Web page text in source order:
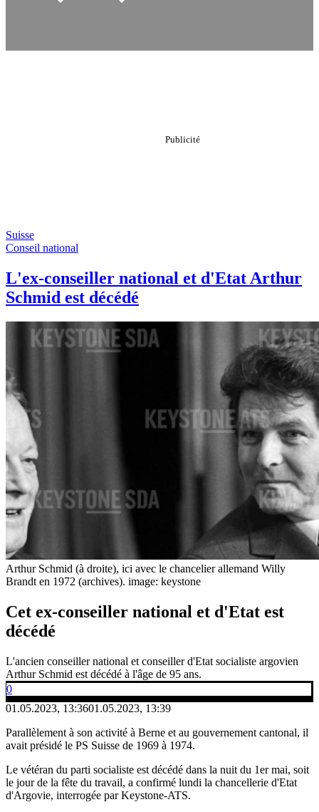
Suisse
Conseil national
L'ex-conseiller national et d'Etat Arthur
Schmid est décédé
Arthur Schmid (à droite), ici avec le chancelier allemand Willy
Brandt en 1972 (archives). image: keystone
Cet ex-conseiller national et d'Etat est
décédé
L'ancien conseiller national et conseiller d'Etat socialiste argovien
Arthur Schmid est décédé à l'âge de 95 ans.
0
01.05.2023, 13:3601.05.2023, 13:39
Parallèlement à son activité à Berne et au gouvernement cantonal, il
avait présidé le PS Suisse de 1969 à 1974.
Le vétéran du parti socialiste est décédé dans la nuit du 1er mai, soit
le jour de la fête du travail, a confirmé lundi la chancellerie d'Etat
d'Argovie, interrogée par Keystone-ATS.